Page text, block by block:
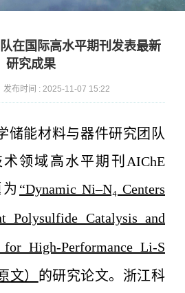
在国际高水平期刊发表最新
研究成果
布时间 : 2025-11-07 15:22
储能材料与器件研究团队
领域高水平期刊AIChE
“Dynamic Ni–N₄ Centers
Polysulfide Catalysis and
High-Performance Li-S
文） 的研究论文。浙江科